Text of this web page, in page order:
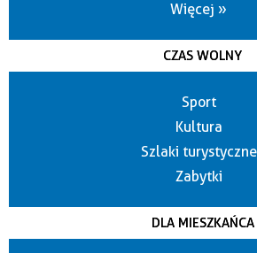
Więcej »
CZAS WOLNY
Sport
Kultura
Szlaki turystyczne
Zabytki
DLA MIESZKAŃCA